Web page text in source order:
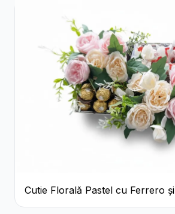
Cutie Florală Pastel cu Ferrero și
Raffaello